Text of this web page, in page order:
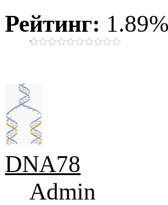
Рейтинг: 1.89%
DNA78
Admin